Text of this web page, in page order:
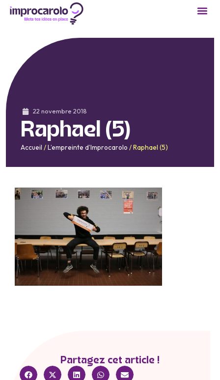
22 novembre 2018
Raphael (5)
Accueil /L’empreinte d’Improcarolo /Raphael (5)
Partagez cet article !